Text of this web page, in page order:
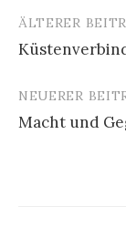
Beitrags-
ÄLTERER
NEUERER
Macht und